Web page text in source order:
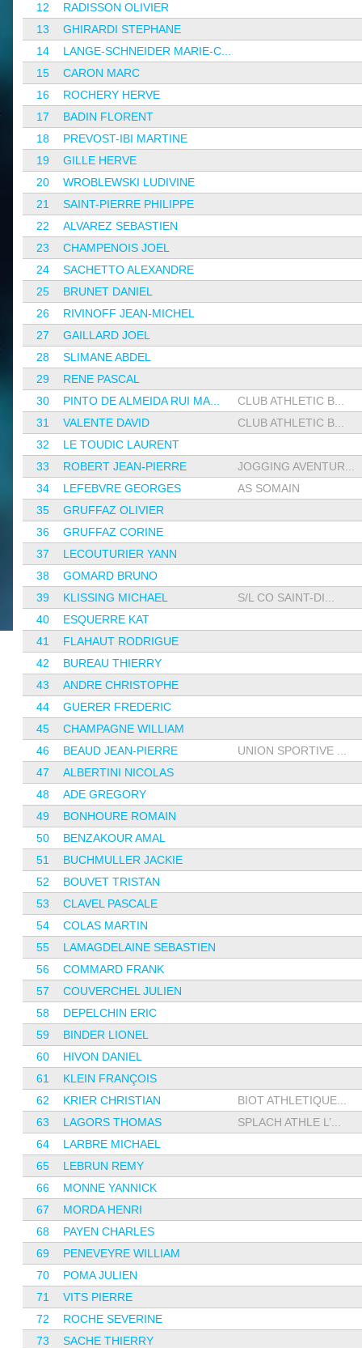
12
RADISSON OLIVIER
13
GHIRARDI STEPHANE
14
LANGE-SCHNEIDER MARIE-C...
15
CARON MARC
16
ROCHERY HERVE
17
BADIN FLORENT
18
PREVOST-IBI MARTINE
19
GILLE HERVE
20
WROBLEWSKI LUDIVINE
21
SAINT-PIERRE PHILIPPE
22
ALVAREZ SEBASTIEN
23
CHAMPENOIS JOEL
24
SACHETTO ALEXANDRE
25
BRUNET DANIEL
26
RIVINOFF JEAN-MICHEL
27
GAILLARD JOEL
28
SLIMANE ABDEL
29
RENE PASCAL
30
PINTO DE ALMEIDA RUI MA...
CLUB ATHLETIC B...
31
VALENTE DAVID
CLUB ATHLETIC B...
32
LE TOUDIC LAURENT
33
ROBERT JEAN-PIERRE
JOGGING AVENTUR...
34
LEFEBVRE GEORGES
AS SOMAIN
35
GRUFFAZ OLIVIER
36
GRUFFAZ CORINE
37
LECOUTURIER YANN
38
GOMARD BRUNO
39
KLISSING MICHAEL
S/L CO SAINT-DI...
40
ESQUERRE KAT
41
FLAHAUT RODRIGUE
42
BUREAU THIERRY
43
ANDRE CHRISTOPHE
44
GUERER FREDERIC
45
CHAMPAGNE WILLIAM
46
BEAUD JEAN-PIERRE
UNION SPORTIVE ...
47
ALBERTINI NICOLAS
48
ADE GREGORY
49
BONHOURE ROMAIN
50
BENZAKOUR AMAL
51
BUCHMULLER JACKIE
52
BOUVET TRISTAN
53
CLAVEL PASCALE
54
COLAS MARTIN
55
LAMAGDELAINE SEBASTIEN
56
COMMARD FRANK
57
COUVERCHEL JULIEN
58
DEPELCHIN ERIC
59
BINDER LIONEL
60
HIVON DANIEL
61
KLEIN FRANÇOIS
62
KRIER CHRISTIAN
BIOT ATHLETIQUE...
63
LAGORS THOMAS
SPLACH ATHLE L’...
64
LARBRE MICHAEL
65
LEBRUN REMY
66
MONNE YANNICK
67
MORDA HENRI
68
PAYEN CHARLES
69
PENEVEYRE WILLIAM
70
POMA JULIEN
71
VITS PIERRE
72
ROCHE SEVERINE
73
SACHE THIERRY